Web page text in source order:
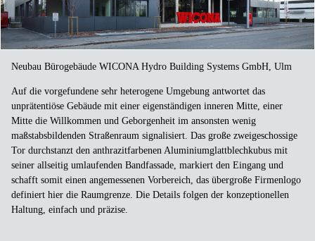
Neubau Bürogebäude WICONA Hydro Building Systems GmbH, Ulm
Auf die vorgefundene sehr heterogene Umgebung antwortet das
unprätentiöse Gebäude mit einer eigenständigen inneren Mitte, einer
Mitte die Willkommen und Geborgenheit im ansonsten wenig
maßstabsbildenden Straßenraum signalisiert. Das große zweigeschossige
Tor durchstanzt den anthrazitfarbenen Aluminiumglattblechkubus mit
seiner allseitig umlaufenden Bandfassade, markiert den Eingang und
schafft somit einen angemessenen Vorbereich, das übergroße Firmenlogo
definiert hier die Raumgrenze. Die Details folgen der konzeptionellen
Haltung, einfach und präzise.